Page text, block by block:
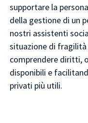
supportare la
della gestione di un
nostri assistenti
situazione di
comprendere diritti,
disponibili e
privati più utili.